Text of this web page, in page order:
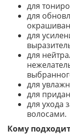
для
для
для
для
для
для
для ухода
волосами.
Кому